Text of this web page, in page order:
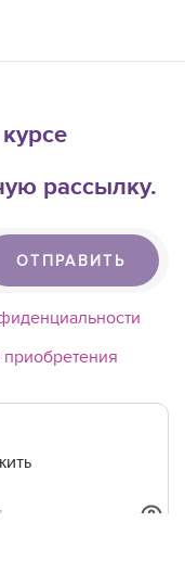
рассылку.
ОТПРАВИТЬ